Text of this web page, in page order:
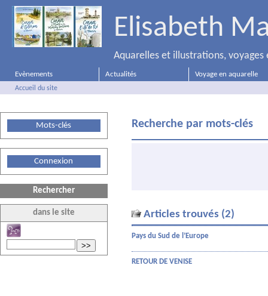
Elisabeth
Aquarelles et illustrations, voyages
Evènements Actualités Voyage en aquarelle
Accueil du site
Recherche par mots-clés
Articles trouvés (2)
Pays du Sud de l’Europe
RETOUR DE VENISE
Mots-clés
Connexion
Rechercher
dans le site
>>